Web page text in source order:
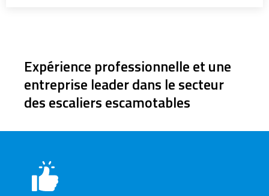
Expérience professionnelle et une
entreprise leader dans le secteur
des escaliers escamotables